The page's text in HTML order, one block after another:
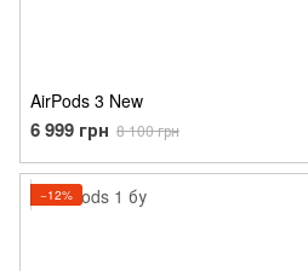
AirPods 3 New
6 999 грн 8 100 грн
−12%